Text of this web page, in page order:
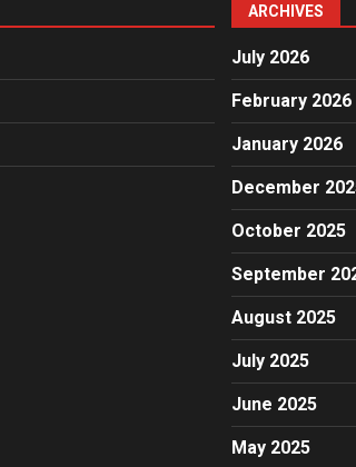
ARCHIVES
July 2026
February 2026
January 2026
December
October 2025
September
August 2025
July 2025
June 2025
May 2025